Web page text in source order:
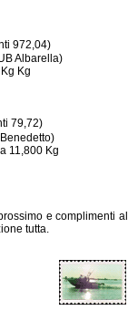
972,04)
Albarella)
Kg
79,72)
11,800 Kg
e complimenti
tutta.